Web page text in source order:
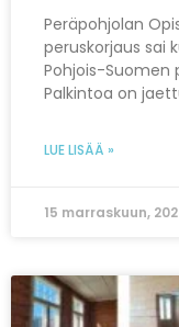
Peräpohjolan
peruskorjaus sai
Pohjois-Suomen
Palkintoa on
LUE LISÄÄ »
15 marraskuun,